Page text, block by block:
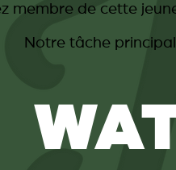
membre de cette
Notre tâche